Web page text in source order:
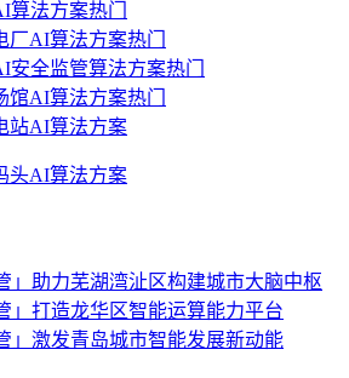
算法方案热门
厂AI算法方案热门
安全监管算法方案热门
馆AI算法方案热门
站AI算法方案
头AI算法方案